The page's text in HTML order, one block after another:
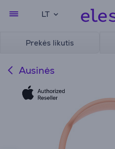
LT
Prekės likutis
Ausinės